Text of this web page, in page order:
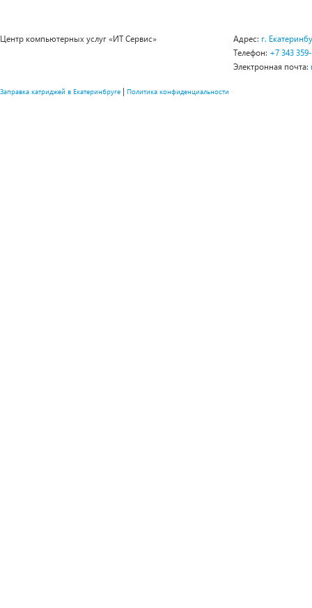
Центр компьютерных услуг «ИТ Сервис» Адрес: г.
Телефон: +7 343
Электронная почта:
Заправка катриджей в Екатеринбруге | Политика конфиденциальности